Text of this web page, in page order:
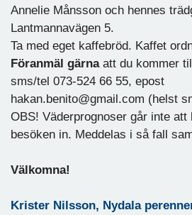
Annelie Månsson och hennes
Lantmannavägen 5.
Ta med eget kaffebröd. Kaffet
Föranmäl gärnaatt du kommer
sms/tel 073-524 66 55, epost
hakan.benito@gmail.com (helst
OBS! Väderprognoser går inte
besöken in. Meddelas i så fall
Välkomna!
Krister Nilsson, Nydala